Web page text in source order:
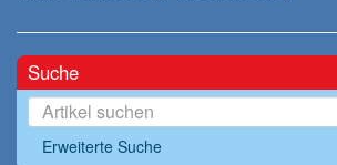
Suche
Erweiterte Suche